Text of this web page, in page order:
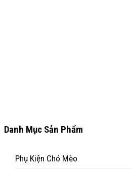
Danh Mục Sản Phẩm
Phụ Kiện Chó Mèo